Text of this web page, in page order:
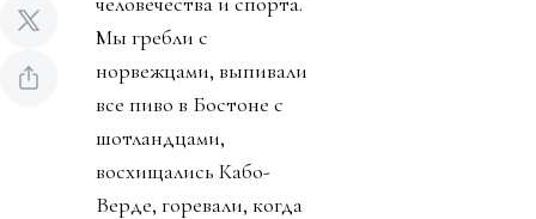
Мы гребли с
норвежцами, выпивали
все пиво в Бостоне с
шотландцами,
восхищались Кабо-
Верде, горевали, когда